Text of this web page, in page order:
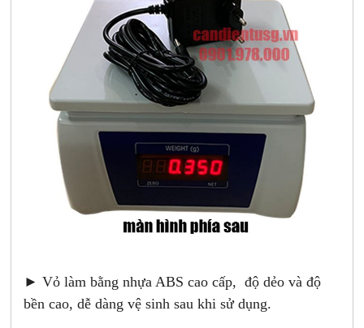
► Vỏ làm bằng nhựa ABS cao cấp, độ dẻo và độ
bền cao, dễ dàng vệ sinh sau khi sử dụng.